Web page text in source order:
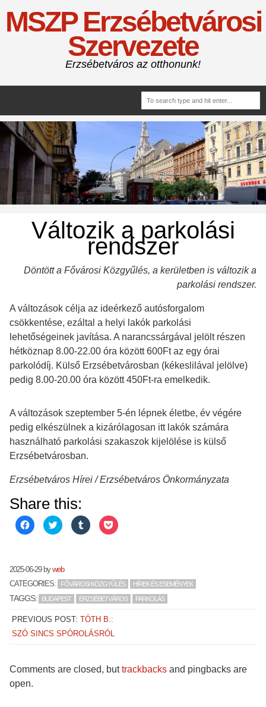
MSZP Erzsébetvárosi
Szervezete
Erzsébetváros az otthonunk!
Változik a parkolási
rendszer
Döntött a Fővárosi Közgyűlés, a kerületben is változik a
parkolási rendszer.
A változások célja az ideérkező autósforgalom
csökkentése, ezáltal a helyi lakók parkolási
lehetőségeinek javítása. A narancssárgával jelölt részen
hétköznap 8.00-22.00 óra között 600Ft az egy órai
parkolódíj. Külső Erzsébetvárosban (kékeslilával jelölve)
pedig 8.00-20.00 óra között 450Ft-ra emelkedik.
A változások szeptember 5-én lépnek életbe, év végére
pedig elkészülnek a kizárólagosan itt lakók számára
használható parkolási szakaszok kijelölése is külső
Erzsébetvárosban.
Erzsébetváros Hírei / Erzsébetváros Önkormányzata
Share this:
Click
to
share
in
new
window)
Click
to
share
in
new
window)
Click
to
share
window)
Click
to
window)
2025-06-29byweb
CATEGORIES:
FŐVÁROSI KÖZGYŰLÉS HÍREK ÉS ESEMÉNYEK
TAGGS: BUDAPEST ERZSÉBETVÁROS PARKOLÁS
PREVIOUS POST:TÓTH B.:
SZÓ SINCS SPÓROLÁSRÓL
Comments are closed, buttrackbacks and pingbacks are
open.